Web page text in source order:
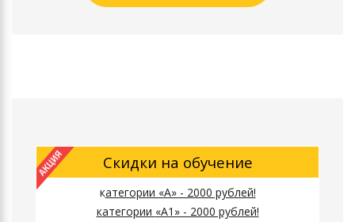
Скидки на обучение
категории «А» - 2000 рублей!
категории «А1» - 2000 рублей!